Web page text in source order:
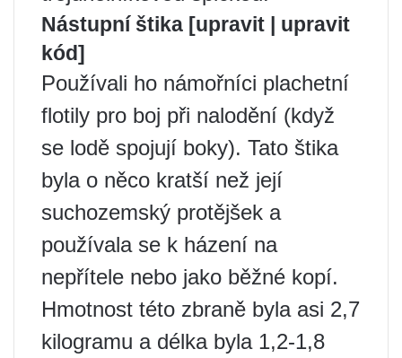
Nástupní štika [upravit | upravit
kód]
Používali ho námořníci plachetní
flotily pro boj při nalodění (když
se lodě spojují boky). Tato štika
byla o něco kratší než její
suchozemský protějšek a
používala se k házení na
nepřítele nebo jako běžné kopí.
Hmotnost této zbraně byla asi 2,7
kilogramu a délka byla 1,2-1,8